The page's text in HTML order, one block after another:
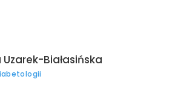
Białasińska